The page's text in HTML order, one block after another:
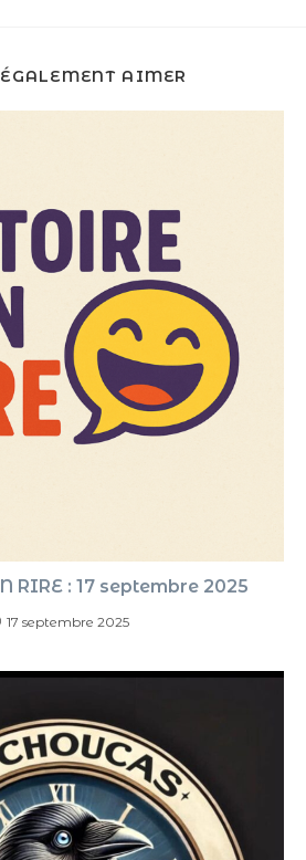
AIMER
RIRE : 17 septembre 2025
17 septembre 2025